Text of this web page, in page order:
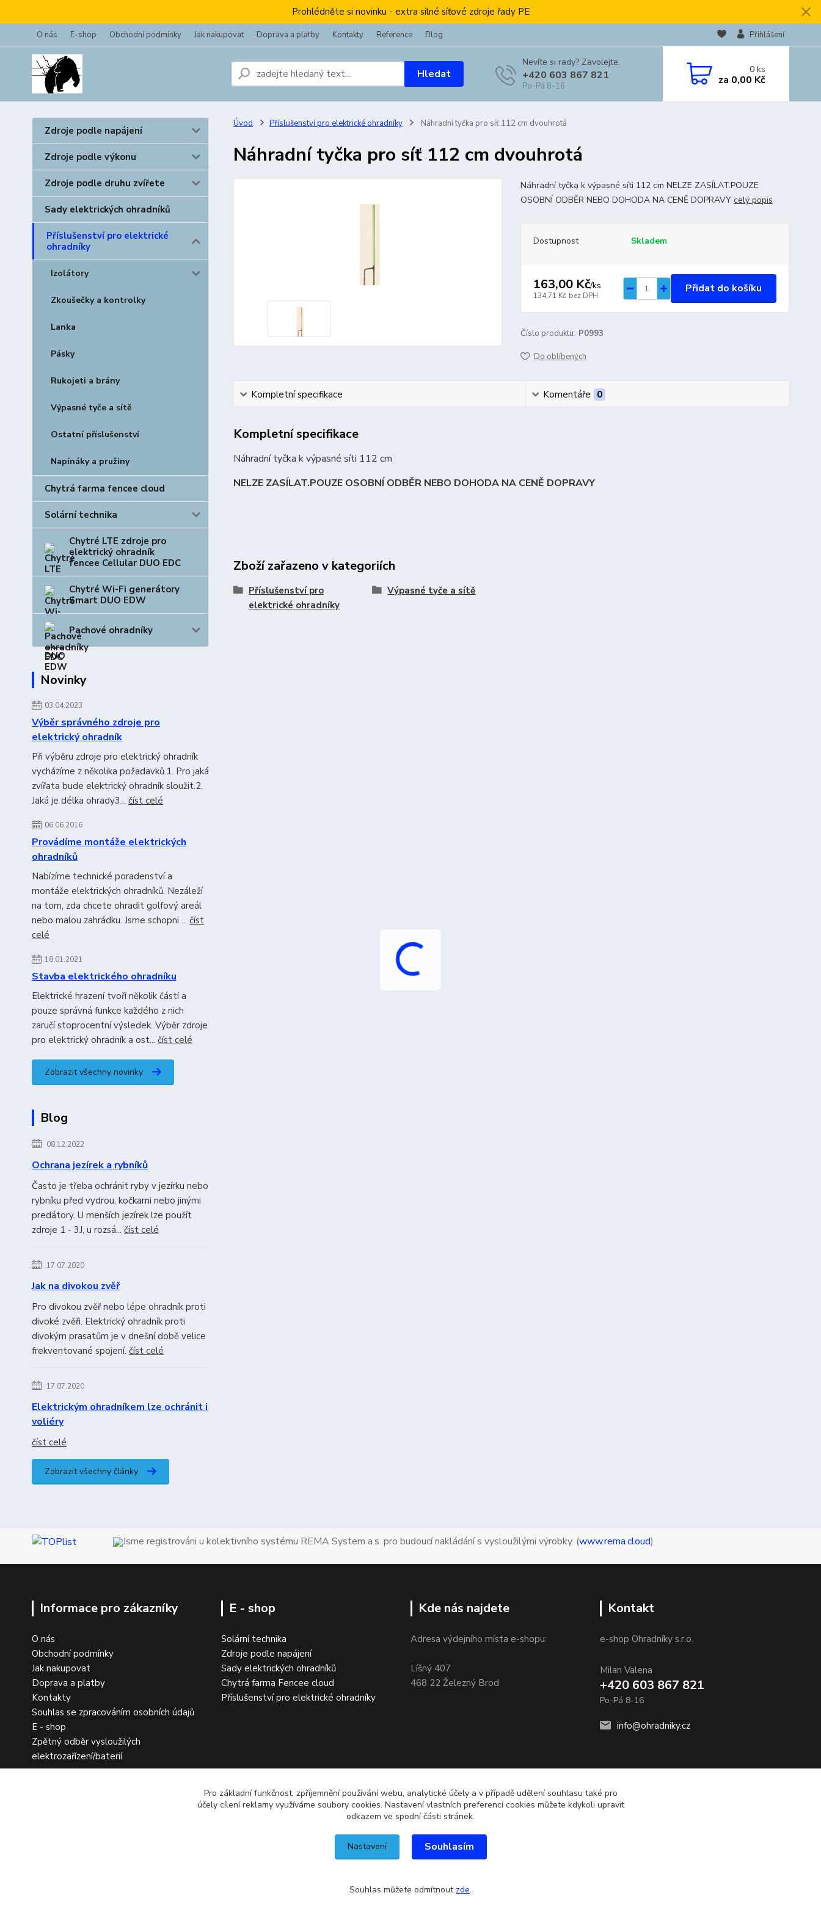
Prohlédněte si novinku - extra silné síťové zdroje řady PE
O nás E-shop Obchodní podmínky Jak nakupovat Doprava a platby Kontakty Reference Blog Přihlášení
Hledat
Nevíte si rady? Zavolejte.
+420 603 867 821
Po-Pá 8-16
0ks
za 0,00 Kč
Zdroje podle napájení
Zdroje podle výkonu
Zdroje podle druhu zvířete
Sady elektrických ohradníků
Příslušenství pro elektrické
ohradníky
Izolátory
Zkoušečky a kontrolky
Lanka
Pásky
Rukojeti a brány
Výpasné tyče a sítě
Ostatní příslušenství
Napínáky a pružiny
Chytrá farma fencee cloud
Solární technika
Chytré LTE zdroje pro
elektrický ohradník
fencee Cellular DUO EDC
Chytré Wi-Fi generátory
Smart DUO EDW
Pachové ohradníky
Novinky
03.04.2023
Výběr správného zdroje pro
elektrický ohradník
Při výběru zdroje pro elektrický ohradník
vycházíme z několika požadavků.1. Pro jaká
zvířata bude elektrický ohradník sloužit.2.
Jaká je délka ohrady3... číst celé
06.06.2016
Provádíme montáže elektrických
ohradníků
Nabízíme technické poradenství a
montáže elektrických ohradníků. Nezáleží
na tom, zda chcete ohradit golfový areál
nebo malou zahrádku. Jsme schopni ... číst
celé
18.01.2021
Stavba elektrického ohradníku
Elektrické hrazení tvoří několik částí a
pouze správná funkce každého z nich
zaručí stoprocentní výsledek. Výběr zdroje
pro elektrický ohradník a ost... číst celé
Zobrazit všechny novinky
Blog
08.12.2022
Ochrana jezírek a rybníků
Často je třeba ochránit ryby v jezírku nebo
rybníku před vydrou, kočkami nebo jinými
predátory. U menších jezírek lze použít
zdroje 1 - 3J, u rozsá... číst celé
17.07.2020
Jak na divokou zvěř
Pro divokou zvěř nebo lépe ohradník proti
divoké zvěři. Elektrický ohradník proti
divokým prasatům je v dnešní době velice
frekventované spojení. číst celé
17.07.2020
Elektrickým ohradníkem lze ochránit i
voliéry
číst celé
Zobrazit všechny články
Úvod Příslušenství pro elektrické ohradníky Náhradní tyčka pro síť 112 cm dvouhrotá
Náhradní tyčka pro síť 112 cm dvouhrotá
Náhradní tyčka k výpasné síti 112 cm NELZE ZASÍLAT.POUZE
OSOBNÍ ODBĚR NEBO DOHODA NA CENĚ DOPRAVY celý popis
Dostupnost Skladem
163,00 Kč/ks
134,71 Kč bez DPH
Přidat do košíku
Číslo produktu: P0993
Do oblíbených
Kompletní specifikace Komentáře 0
Kompletní specifikace
Náhradní tyčka k výpasné síti 112 cm
NELZE ZASÍLAT.POUZE OSOBNÍ ODBĚR NEBO DOHODA NA CENĚ DOPRAVY
Zboží zařazeno v kategoriích
Příslušenství pro
elektrické ohradníky
Výpasné tyče a sítě
Jsme registrováni u kolektivního systému REMA System a.s. pro budoucí nakládání s vysloužilými výrobky. (www.rema.cloud)
Informace pro zákazníky
O nás
Obchodní podmínky
Jak nakupovat
Doprava a platby
Kontakty
Souhlas se zpracováním osobních údajů
E - shop
Zpětný odběr vysloužilých
elektrozařízení/baterií
E - shop
Solární technika
Zdroje podle napájení
Sady elektrických ohradníků
Chytrá farma Fencee cloud
Příslušenství pro elektrické ohradníky
Kde nás najdete
Adresa výdejního místa e-shopu:
Líšný 407
468 22 Železný Brod
Kontakt
e-shop Ohradníky s.r.o.
Milan Valena
+420 603 867 821
Po-Pá 8-16
info@ohradniky.cz
Pro základní funkčnost, zpříjemnění používání webu, analytické účely a v případě udělení souhlasu také pro
účely cílení reklamy využíváme soubory cookies. Nastavení vlastních preferencí cookies můžete kdykoli upravit
odkazem ve spodní části stránek.
Nastavení Souhlasím
Souhlas můžete odmítnout zde.